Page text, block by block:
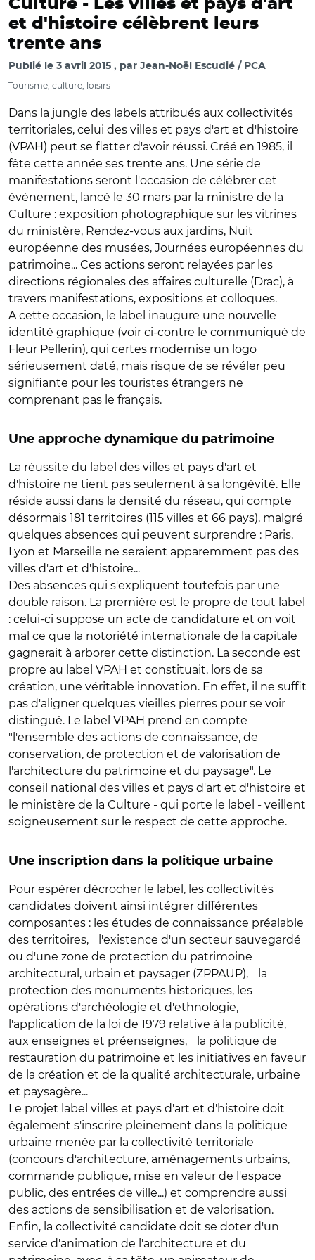
Culture - Les villes et pays d'art
et d'histoire célèbrent leurs
trente ans
Publié le 3 avril 2015 par Jean-Noël Escudié / PCA
Tourisme, culture, loisirs
Dans la jungle des labels attribués aux collectivités
territoriales, celui des villes et pays d'art et d'histoire
(VPAH) peut se flatter d'avoir réussi. Créé en 1985, il
fête cette année ses trente ans. Une série de
manifestations seront l'occasion de célébrer cet
événement, lancé le 30 mars par la ministre de la
Culture : exposition photographique sur les vitrines
du ministère, Rendez-vous aux jardins, Nuit
européenne des musées, Journées européennes du
patrimoine... Ces actions seront relayées par les
directions régionales des affaires culturelle (Drac), à
travers manifestations, expositions et colloques.
A cette occasion, le label inaugure une nouvelle
identité graphique (voir ci-contre le communiqué de
Fleur Pellerin), qui certes modernise un logo
sérieusement daté, mais risque de se révéler peu
signifiante pour les touristes étrangers ne
comprenant pas le français.
Une approche dynamique du patrimoine
La réussite du label des villes et pays d'art et
d'histoire ne tient pas seulement à sa longévité. Elle
réside aussi dans la densité du réseau, qui compte
désormais 181 territoires (115 villes et 66 pays), malgré
quelques absences qui peuvent surprendre : Paris,
Lyon et Marseille ne seraient apparemment pas des
villes d'art et d'histoire...
Des absences qui s'expliquent toutefois par une
double raison. La première est le propre de tout label
: celui-ci suppose un acte de candidature et on voit
mal ce que la notoriété internationale de la capitale
gagnerait à arborer cette distinction. La seconde est
propre au label VPAH et constituait, lors de sa
création, une véritable innovation. En effet, il ne suffit
pas d'aligner quelques vieilles pierres pour se voir
distingué. Le label VPAH prend en compte
"l'ensemble des actions de connaissance, de
conservation, de protection et de valorisation de
l'architecture du patrimoine et du paysage". Le
conseil national des villes et pays d'art et d'histoire et
le ministère de la Culture - qui porte le label - veillent
soigneusement sur le respect de cette approche.
Une inscription dans la politique urbaine
Pour espérer décrocher le label, les collectivités
candidates doivent ainsi intégrer différentes
composantes : les études de connaissance préalable
des territoires, l'existence d'un secteur sauvegardé
ou d'une zone de protection du patrimoine
architectural, urbain et paysager (ZPPAUP), la
protection des monuments historiques, les
opérations d'archéologie et d'ethnologie,
l'application de la loi de 1979 relative à la publicité,
aux enseignes et préenseignes, la politique de
restauration du patrimoine et les initiatives en faveur
de la création et de la qualité architecturale, urbaine
et paysagère...
Le projet label villes et pays d'art et d'histoire doit
également s'inscrire pleinement dans la politique
urbaine menée par la collectivité territoriale
(concours d'architecture, aménagements urbains,
commande publique, mise en valeur de l'espace
public, des entrées de ville...) et comprendre aussi
des actions de sensibilisation et de valorisation.
Enfin, la collectivité candidate doit se doter d'un
service d'animation de l'architecture et du